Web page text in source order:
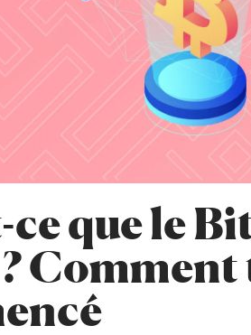
ce que le
Comment